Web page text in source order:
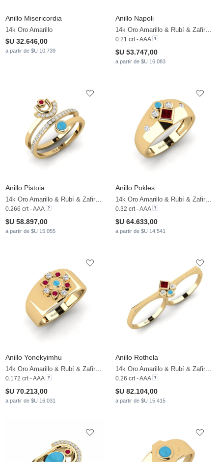
Anillo Misericordia
14k Oro Amarillo
$U 32.646,00
a partir de $U 10.739
Anillo Napoli
14k Oro Amarillo & Rubí & Zafiro blanco
0.21 crt - AAA
$U 53.747,00
a partir de $U 16.083
Anillo Pistoia
14k Oro Amarillo & Rubí & Zafiro blanco
0.266 crt - AAA
$U 58.897,00
a partir de $U 15.055
Anillo Pokles
14k Oro Amarillo & Rubí & Zafiro blanco
0.32 crt - AAA
$U 64.633,00
a partir de $U 14.541
Anillo Yonekyimhu
14k Oro Amarillo & Rubí & Zafiro blanco
0.172 crt - AAA
$U 70.213,00
a partir de $U 16.031
Anillo Rothela
14k Oro Amarillo & Rubí & Zafiro blanco
0.26 crt - AAA
$U 82.104,00
a partir de $U 15.415